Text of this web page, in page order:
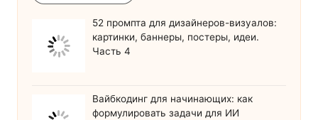
52 промпта для дизайнеров-визуалов:
картинки, баннеры, постеры, идеи.
Часть 4
Вайбкодинг для начинающих: как
формулировать задачи для ИИ